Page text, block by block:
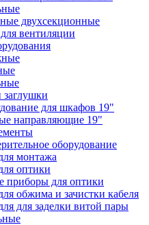
двухсекционные
вентиляции
для шкафов 19"
направляющие 19"
оборудование
монтажа
оптики
приборы для оптики
обжима и зачистки кабеля
для заделки витой пары